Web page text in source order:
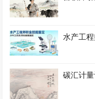
水产工
碳汇计